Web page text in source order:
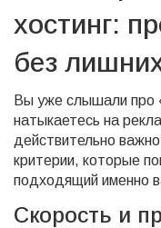
хостинг:
без
Вы уже слышали про
натыкаетесь на
действительно
критерии, которые
подходящий именно
Скорость и